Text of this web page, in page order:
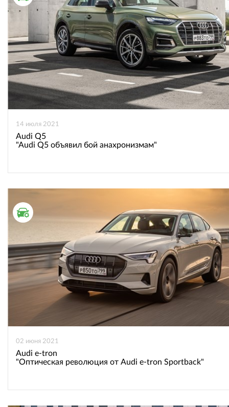
14 июля 2021
Audi Q5
"Audi Q5 объявил бой анахронизмам"
02 июня 2021
Audi e-tron
"Оптическая революция от Audi e-tron Sportback"